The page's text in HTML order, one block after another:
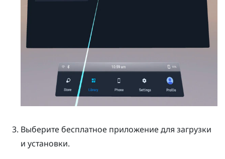
Выберите бесплатное приложение для загрузки
и установки.